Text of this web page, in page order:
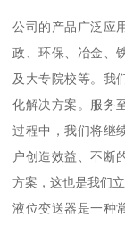
公司的产品广泛应
政、环保、冶金、
及大专院校等。我
化解决方案。服务
过程中，我们将继
户创造效益、不断
方案，这也是我们
液位变送器是一种